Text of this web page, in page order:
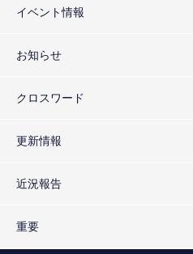
イベント情報
お知らせ
クロスワード
更新情報
近況報告
重要